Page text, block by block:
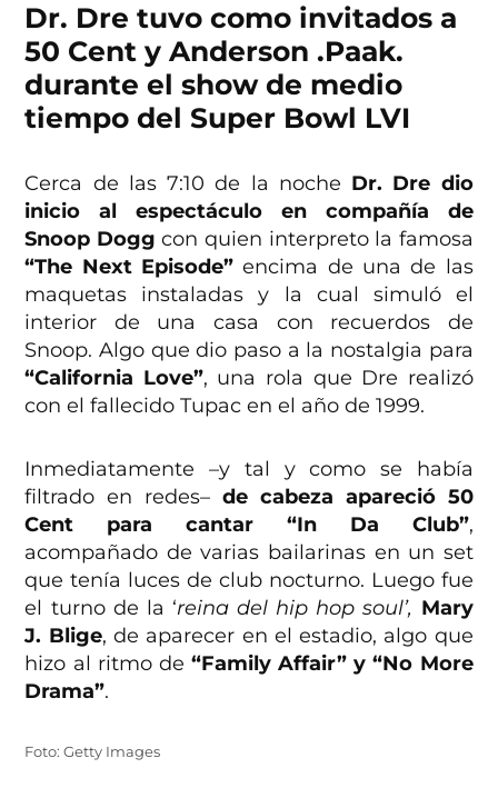
Dr. Dre tuvo como invitados a
50 Cent y Anderson .Paak.
durante el show de medio
tiempo del Super Bowl LVI
Cerca de las 7:10 de la noche Dr. Dre dio
inicio al espectáculo en compañía de
Snoop Dogg con quien interpreto la famosa
“The Next Episode” encima de una de las
maquetas instaladas y la cual simuló el
interior de una casa con recuerdos de
Snoop. Algo que dio paso a la nostalgia para
“California Love”, una rola que Dre realizó
con el fallecido Tupac en el año de 1999.
Inmediatamente –y tal y como se había
filtrado en redes– de cabeza apareció 50
Cent para cantar “In Da Club”,
acompañado de varias bailarinas en un set
que tenía luces de club nocturno. Luego fue
el turno de la ‘reina del hip hop soul’, Mary
J. Blige, de aparecer en el estadio, algo que
hizo al ritmo de “Family Affair” y “No More
Drama”.
Foto: Getty Images